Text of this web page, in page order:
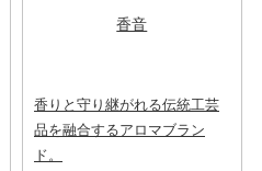
香音
香りと守り継がれる伝統工芸
品を融合するアロマブラン
ド。